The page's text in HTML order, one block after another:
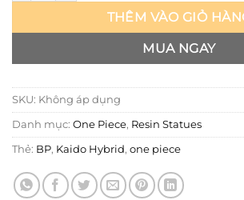
THÊM VÀO GIỎ
MUA NGAY
SKU: Không áp dụng
Danh mục: One Piece, Resin Statues
Thẻ: BP, Kaido Hybrid, one piece